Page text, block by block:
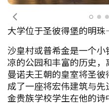
前一个
大学位于圣彼得堡的明
沙皇村或普希金是一个
凉的公园和丰富的历史
曼诺夫王朝的皇室将圣
成了一座将宏伟建筑与
金贵族学校学生在他的诗